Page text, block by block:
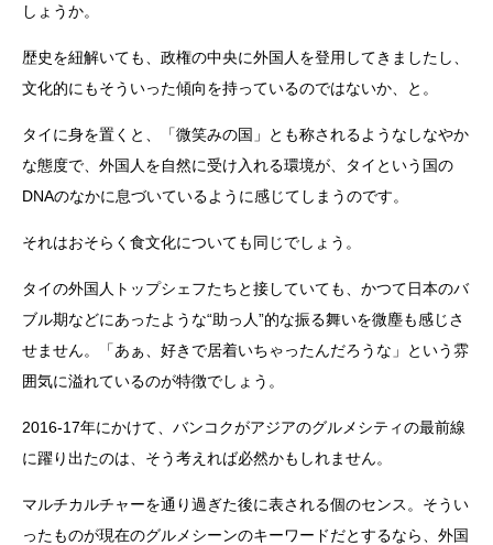
しょうか。
歴史を紐解いても、政権の中央に外国人を登用してきましたし、
文化的にもそういった傾向を持っているのではないか、と。
タイに身を置くと、「微笑みの国」とも称されるようなしなやか
な態度で、外国人を自然に受け入れる環境が、タイという国の
DNAのなかに息づいているように感じてしまうのです。
それはおそらく食文化についても同じでしょう。
タイの外国人トップシェフたちと接していても、かつて日本のバ
ブル期などにあったような“助っ人”的な振る舞いを微塵も感じさ
せません。「あぁ、好きで居着いちゃったんだろうな」という雰
囲気に溢れているのが特徴でしょう。
2016-17年にかけて、バンコクがアジアのグルメシティの最前線
に躍り出たのは、そう考えれば必然かもしれません。
マルチカルチャーを通り過ぎた後に表される個のセンス。そうい
ったものが現在のグルメシーンのキーワードだとするなら、外国